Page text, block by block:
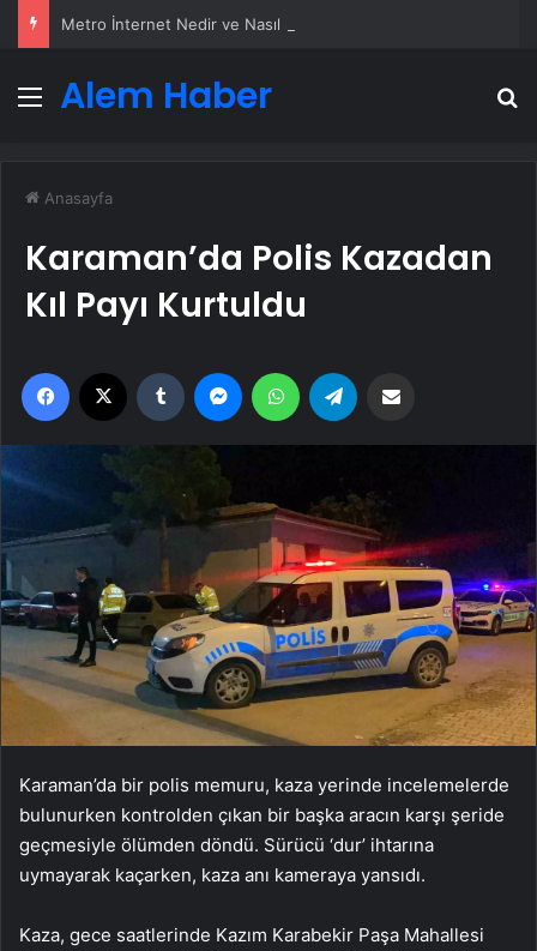
Metro İnternet Nedir ve Nasıl Seçilir
MenüAlem Haber
Anasayfa
Karaman’da Polis Kazadan
Kıl Payı Kurtuldu
Facebook Tumblr MessengerWhatsApp
Karaman’da bir polis memuru, kaza yerinde incelemelerde
bulunurken kontrolden çıkan bir başka aracın karşı şeride
geçmesiyle ölümden döndü. Sürücü ‘dur’ ihtarına
uymayarak kaçarken, kaza anı kameraya yansıdı.
Kaza, gece saatlerinde Kazım Karabekir Paşa Mahallesi